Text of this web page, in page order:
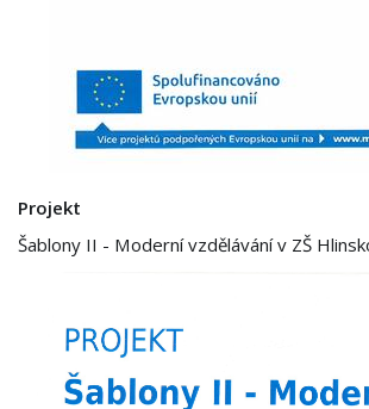
Projekt
Šablony II - Moderní vzdělávání v ZŠ